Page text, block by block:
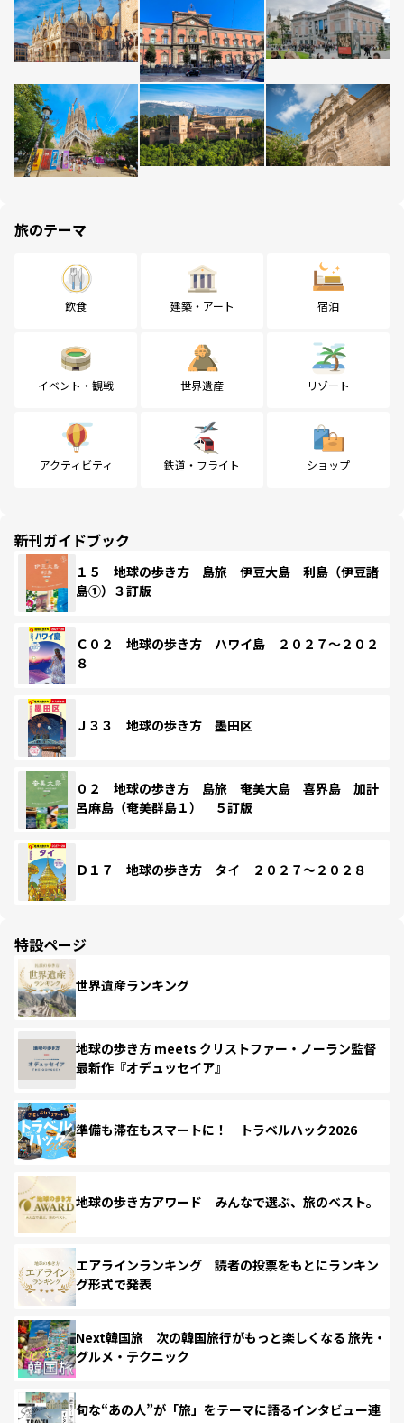
旅のテーマ
飲食 建築・アート 宿泊
イベント・観戦 世界遺産 リゾート
アクティビティ 鉄道・フライト ショップ
新刊ガイドブック
１５ 地球の歩き方 島旅 伊豆大島 利島（伊豆諸
島①）３訂版
Ｃ０２ 地球の歩き方 ハワイ島 ２０２７～２０２
８
Ｊ３３ 地球の歩き方 墨田区
０２ 地球の歩き方 島旅 奄美大島 喜界島 加計
呂麻島（奄美群島１） ５訂版
Ｄ１７ 地球の歩き方 タイ ２０２７～２０２８
特設ページ
世界遺産ランキング
地球の歩き方 meets クリストファー・ノーラン監督
最新作『オデュッセイア』
準備も滞在もスマートに！ トラベルハック2026
地球の歩き方アワード みんなで選ぶ、旅のベスト。
エアラインランキング 読者の投票をもとにランキン
グ形式で発表
Next韓国旅 次の韓国旅行がもっと楽しくなる 旅先・
グルメ・テクニック
旬な“あの人”が「旅」をテーマに語るインタビュー連